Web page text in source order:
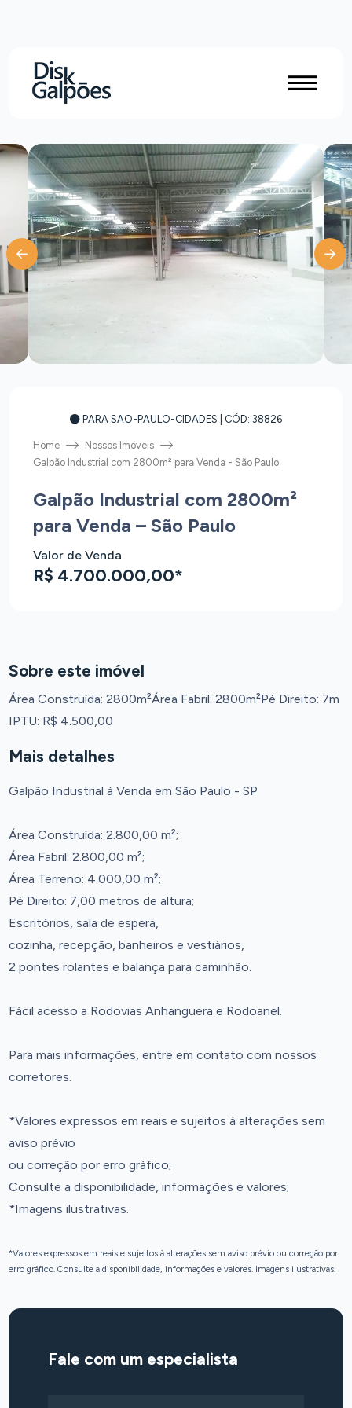
PARA SAO-PAULO-CIDADES | CÓD: 38826
Home
Nossos Imóveis
Galpão Industrial com 2800m² para Venda - São Paulo
Galpão Industrial com 2800m²
para Venda – São Paulo
Valor de Venda
R$ 4.700.000,00*
Sobre este imóvel
Área Construída: 2800m²Área Fabril: 2800m²Pé Direito: 7m
IPTU: R$ 4.500,00
Mais detalhes
Galpão Industrial à Venda em São Paulo - SP
Área Construída: 2.800,00 m²;
Área Fabril: 2.800,00 m²;
Área Terreno: 4.000,00 m²;
Pé Direito: 7,00 metros de altura;
Escritórios, sala de espera,
cozinha, recepção, banheiros e vestiários,
2 pontes rolantes e balança para caminhão.
Fácil acesso a Rodovias Anhanguera e Rodoanel.
Para mais informações, entre em contato com nossos
corretores.
*Valores expressos em reais e sujeitos à alterações sem
aviso prévio
ou correção por erro gráfico;
Consulte a disponibilidade, informações e valores;
*Imagens ilustrativas.
*Valores expressos em reais e sujeitos à alterações sem aviso prévio ou correção por
erro gráfico. Consulte a disponibilidade, informações e valores. Imagens ilustrativas.
Fale com um especialista